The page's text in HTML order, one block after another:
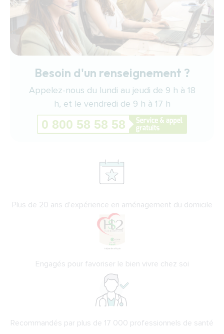
Besoin d'un renseignement ?
Appelez-nous du lundi au jeudi de 9 h à 18
h, et le vendredi de 9 h à 17 h
Plus de 20 ans d'expérience en aménagement du domicile
Engagés pour favoriser le bien vivre chez soi
Recommandés par plus de 17 000 professionnels de santé